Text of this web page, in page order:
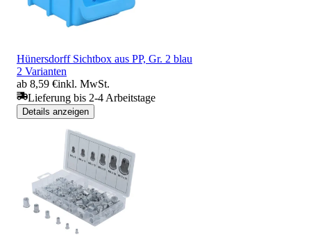
Hünersdorff Sichtbox aus PP, Gr. 2 blau
2 Varianten
ab 8,59 €inkl. MwSt.
Lieferung bis 2-4 Arbeitstage
Details anzeigen